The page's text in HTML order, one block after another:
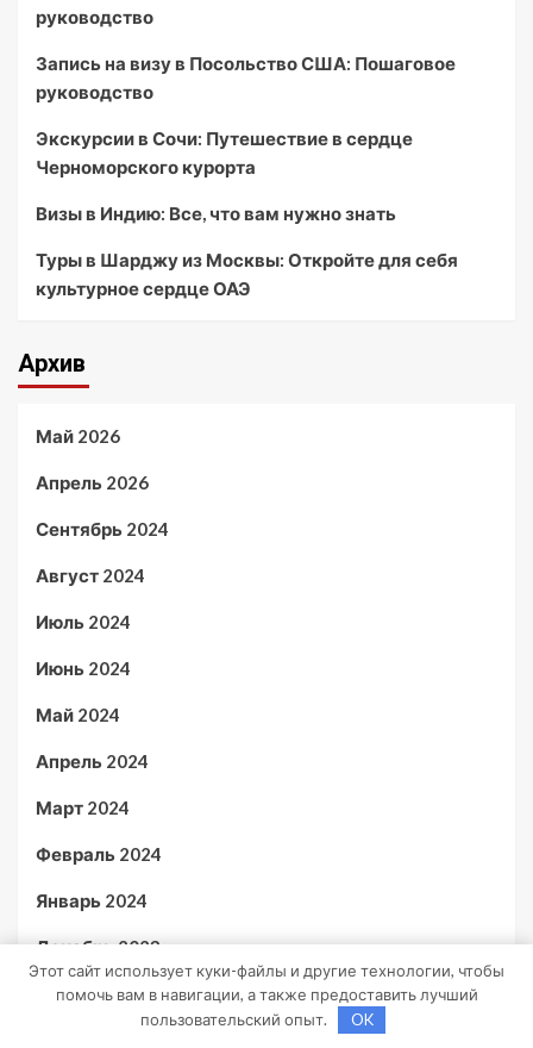
руководство
Запись на визу в Посольство США: Пошаговое
руководство
Экскурсии в Сочи: Путешествие в сердце
Черноморского курорта
Визы в Индию: Все, что вам нужно знать
Туры в Шарджу из Москвы: Откройте для себя
культурное сердце ОАЭ
Архив
Май 2026
Апрель 2026
Сентябрь 2024
Август 2024
Июль 2024
Июнь 2024
Май 2024
Апрель 2024
Март 2024
Февраль 2024
Январь 2024
Декабрь 2023
Ноябрь 2023
Этот сайт использует куки-файлы и другие технологии, чтобы
помочь вам в навигации, а также предоставить лучший
пользовательский опыт.
OK